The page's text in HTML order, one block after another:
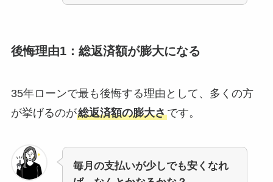
後悔理由1：総返済額が膨大になる
35年ローンで最も後悔する理由として、多くの方
が挙げるのが総返済額の膨大さです。
毎月の支払いが少しでも安くなれ